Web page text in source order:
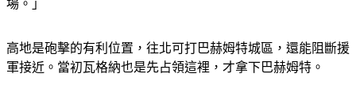
場。」
高地是砲擊的有利位置，往北可打巴赫姆特城區，還能阻斷援
軍接近。當初瓦格納也是先占領這裡，才拿下巴赫姆特。